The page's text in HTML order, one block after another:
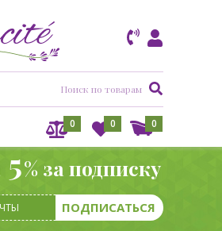
0
0
0
5% за подписку